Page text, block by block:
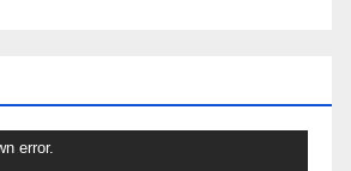
error.